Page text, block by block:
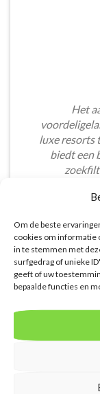
Om de beste
cookies om informatie
in te stemmen met
surfgedrag of unieke
geeft of uw
bepaalde functies en
Het
luxe resorts
biedt een